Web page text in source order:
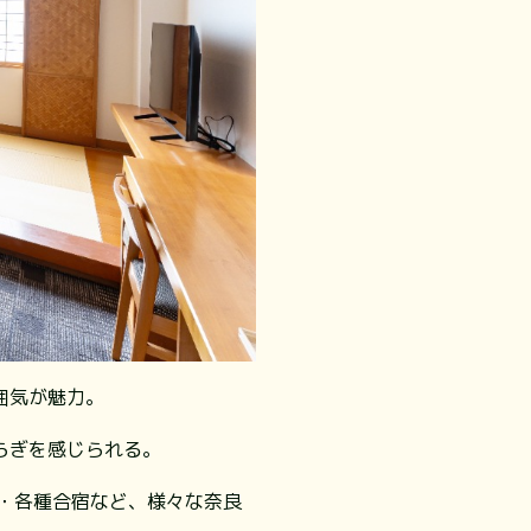
が魅力。
を感じられる。
各種合宿など、様々な奈良